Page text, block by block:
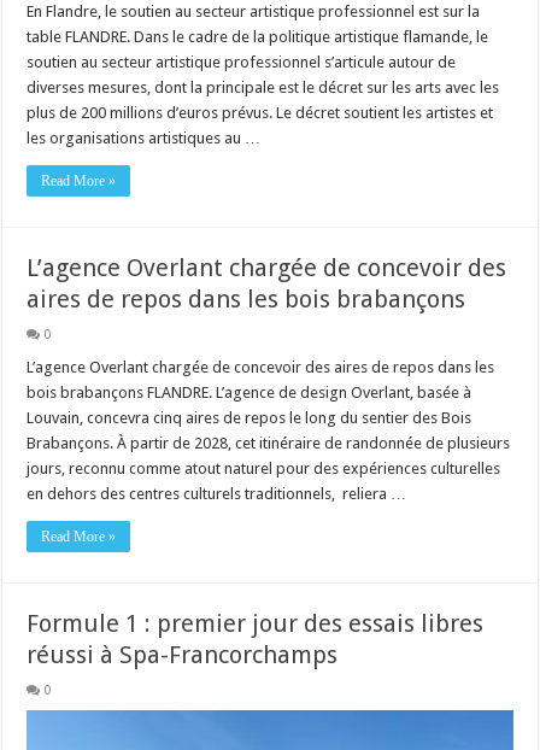
En Flandre, le soutien au secteur artistique professionnel est sur la
table FLANDRE. Dans le cadre de la politique artistique flamande, le
soutien au secteur artistique professionnel s’articule autour de
diverses mesures, dont la principale est le décret sur les arts avec les
plus de 200 millions d’euros prévus. Le décret soutient les artistes et
les organisations artistiques au …
Read More »
L’agence Overlant chargée de concevoir des
aires de repos dans les bois brabançons
0
L’agence Overlant chargée de concevoir des aires de repos dans les
bois brabançons FLANDRE. L’agence de design Overlant, basée à
Louvain, concevra cinq aires de repos le long du sentier des Bois
Brabançons. À partir de 2028, cet itinéraire de randonnée de plusieurs
jours, reconnu comme atout naturel pour des expériences culturelles
en dehors des centres culturels traditionnels, reliera …
Read More »
Formule 1 : premier jour des essais libres
réussi à Spa-Francorchamps
0